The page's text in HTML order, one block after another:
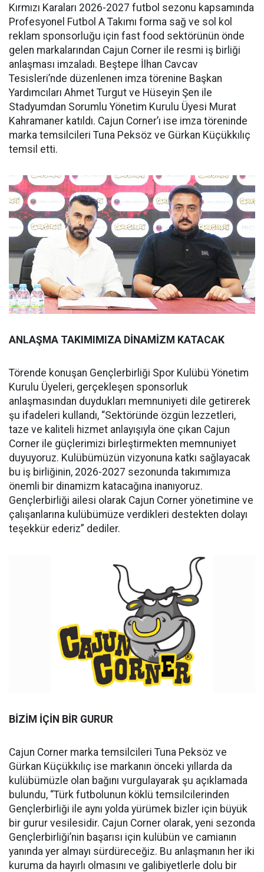
Kırmızı Karaları 2026-2027 futbol sezonu kapsamında
Profesyonel Futbol A Takımı forma sağ ve sol kol
reklam sponsorluğu için fast food sektörünün önde
gelen markalarından Cajun Corner ile resmi iş birliği
anlaşması imzaladı. Beştepe İlhan Cavcav
Tesisleri’nde düzenlenen imza törenine Başkan
Yardımcıları Ahmet Turgut ve Hüseyin Şen ile
Stadyumdan Sorumlu Yönetim Kurulu Üyesi Murat
Kahramaner katıldı. Cajun Corner’ı ise imza töreninde
marka temsilcileri Tuna Peksöz ve Gürkan Küçükkılıç
temsil etti.
ANLAŞMA TAKIMIMIZA DİNAMİZM KATACAK
Törende konuşan Gençlerbirliği Spor Kulübü Yönetim
Kurulu Üyeleri, gerçekleşen sponsorluk
anlaşmasından duydukları memnuniyeti dile getirerek
şu ifadeleri kullandı, “Sektöründe özgün lezzetleri,
taze ve kaliteli hizmet anlayışıyla öne çıkan Cajun
Corner ile güçlerimizi birleştirmekten memnuniyet
duyuyoruz. Kulübümüzün vizyonuna katkı sağlayacak
bu iş birliğinin, 2026-2027 sezonunda takımımıza
önemli bir dinamizm katacağına inanıyoruz.
Gençlerbirliği ailesi olarak Cajun Corner yönetimine ve
çalışanlarına kulübümüze verdikleri destekten dolayı
teşekkür ederiz” dediler.
BİZİM İÇİN BİR GURUR
Cajun Corner marka temsilcileri Tuna Peksöz ve
Gürkan Küçükkılıç ise markanın önceki yıllarda da
kulübümüzle olan bağını vurgulayarak şu açıklamada
bulundu, “Türk futbolunun köklü temsilcilerinden
Gençlerbirliği ile aynı yolda yürümek bizler için büyük
bir gurur vesilesidir. Cajun Corner olarak, yeni sezonda
Gençlerbirliği’nin başarısı için kulübün ve camianın
yanında yer almayı sürdüreceğiz. Bu anlaşmanın her iki
kuruma da hayırlı olmasını ve galibiyetlerle dolu bir